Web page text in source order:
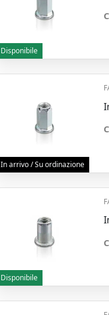
Disponibile
In arrivo / Su ordinazione
Disponibile